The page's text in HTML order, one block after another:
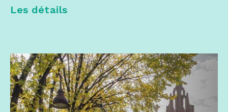
Les détails